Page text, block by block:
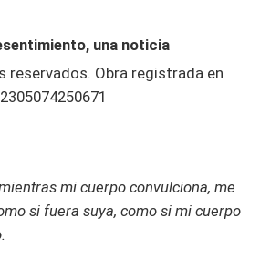
una noticia
reservados. Obra registrada en
mi cuerpo convulciona, me
si fuera suya, como si mi cuerpo